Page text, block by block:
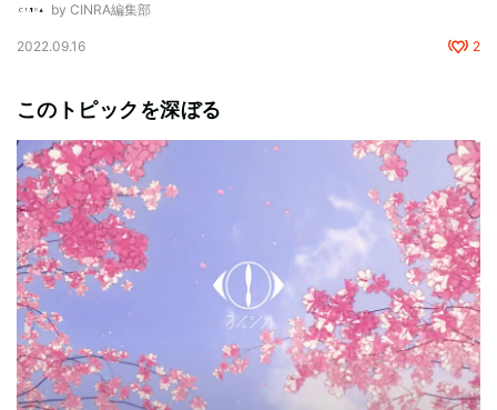
by CINRA編集部
2022.09.16 2
このトピックを深ぼる